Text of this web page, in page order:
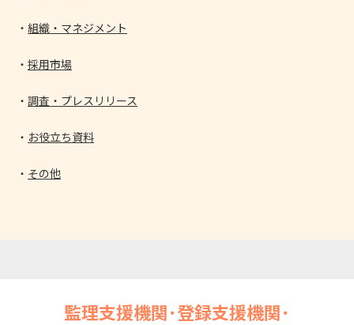
組織・マネジメント
採用市場
調査・プレスリリース
お役立ち資料
その他
監理支援機関･登録支援機関･